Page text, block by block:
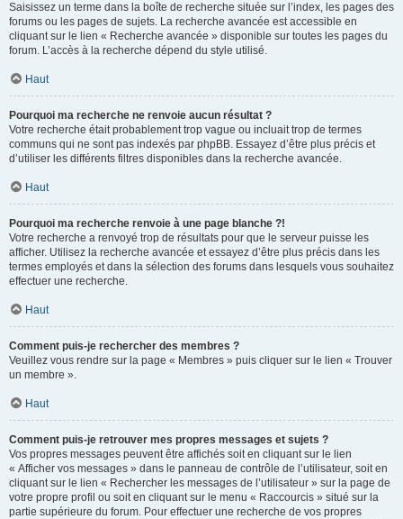
Saisissez un terme dans la boîte de recherche située sur l’index, les pages des
forums ou les pages de sujets. La recherche avancée est accessible en
cliquant sur le lien « Recherche avancée » disponible sur toutes les pages du
forum. L’accès à la recherche dépend du style utilisé.
Haut
Pourquoi ma recherche ne renvoie aucun résultat ?
Votre recherche était probablement trop vague ou incluait trop de termes
communs qui ne sont pas indexés par phpBB. Essayez d’être plus précis et
d’utiliser les différents filtres disponibles dans la recherche avancée.
Haut
Pourquoi ma recherche renvoie à une page blanche ?!
Votre recherche a renvoyé trop de résultats pour que le serveur puisse les
afficher. Utilisez la recherche avancée et essayez d’être plus précis dans les
termes employés et dans la sélection des forums dans lesquels vous souhaitez
effectuer une recherche.
Haut
Comment puis-je rechercher des membres ?
Veuillez vous rendre sur la page « Membres » puis cliquer sur le lien « Trouver
un membre ».
Haut
Comment puis-je retrouver mes propres messages et sujets ?
Vos propres messages peuvent être affichés soit en cliquant sur le lien
« Afficher vos messages » dans le panneau de contrôle de l’utilisateur, soit en
cliquant sur le lien « Rechercher les messages de l’utilisateur » sur la page de
votre propre profil ou soit en cliquant sur le menu « Raccourcis » situé sur la
partie supérieure du forum. Pour effectuer une recherche de vos propres